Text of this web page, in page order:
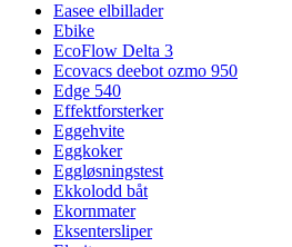
Easee elbillader
Ebike
EcoFlow Delta 3
Ecovacs deebot ozmo 950
Edge 540
Effektforsterker
Eggehvite
Eggkoker
Eggløsningstest
Ekkolodd båt
Ekornmater
Eksentersliper